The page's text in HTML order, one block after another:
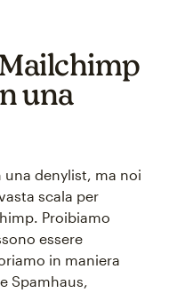
una
una denylist, ma noi
scala per
Proibiamo
essere
in maniera
Spamhaus,